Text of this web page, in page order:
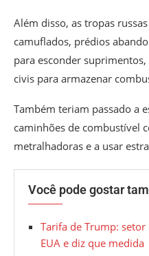
Além disso, as tropas
camuflados, prédios
para esconder
civis para armazenar
Também teriam passado a
caminhões de combustível
metralhadoras e a usar
Você pode gostar
Tarifa de Trump:
EUA e diz que medida